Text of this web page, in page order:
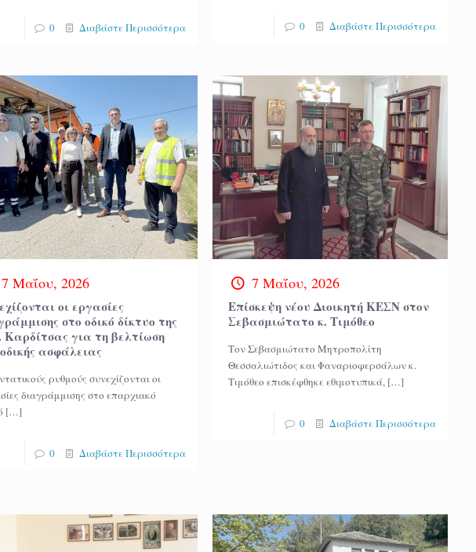
0 Διαβάστε Περισσότερα 0 Διαβάστε Περισσότερα
7 Μαΐου, 2026
οι εργασίες
στο οδικό δίκτυο της
για τη βελτίωση
ασφάλειας
ρυθμούς συνεχίζονται οι
διαγράμμισης στο επαρχιακό
[…]
0 Διαβάστε Περισσότερα
7 Μαΐου, 2026
Επίσκεψη νέου Διοικητή ΚΕΣΝ στον
Σεβασμιώτατο κ. Τιμόθεο
Τον Σεβασμιώτατο Μητροπολίτη
Θεσσαλιώτιδος και Φαναριοφερσάλων κ.
Τιμόθεο επισκέφθηκε εθιμοτυπικά, […]
0 Διαβάστε Περισσότερα